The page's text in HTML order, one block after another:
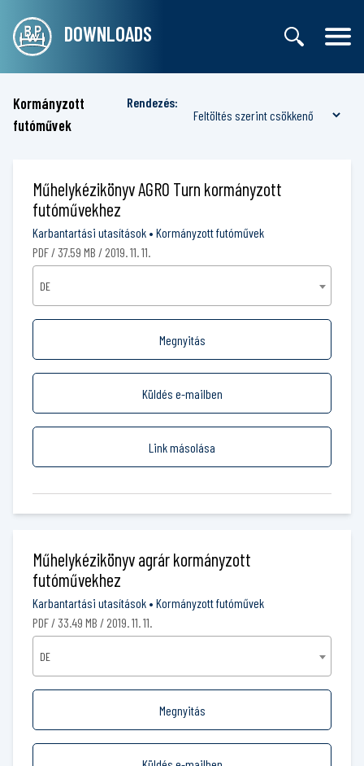
DOWNLOADS
Kormányzott
futóművek
Rendezés:
Műhelykézikönyv AGRO Turn kormányzott
futóművekhez
Karbantartási utasítások • Kormányzott futóművek
PDF / 37.59 MB / 2019. 11. 11.
DE
Megnyitás
Küldés e-mailben
Link másolása
Műhelykézikönyv agrár kormányzott
futóművekhez
Karbantartási utasítások • Kormányzott futóművek
PDF / 33.49 MB / 2019. 11. 11.
DE
Megnyitás